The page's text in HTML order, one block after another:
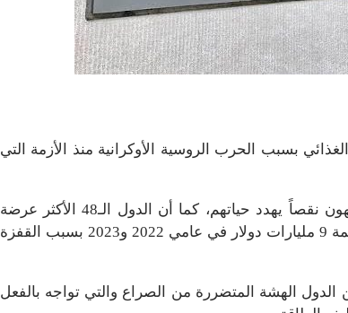
بسبب الحرب الروسية الأوكرانية منذ الأزمة التي
ووفقاً لتقديرات الصندوق هناك 345 مليون شخص الآن يواجهون نقصاً يهدد حياتهم، كما أن الدول الـ48 الأكثر عرضة
لنقص الغذاء تواجه حالياً زيادة مجمعة في فواتير وارداتهم بقيمة 9 مليارات دولار في عامي 2022 و2023 بسبب القفزة
الهشة المتضررة من الصراع والتي تواجه بالفعل